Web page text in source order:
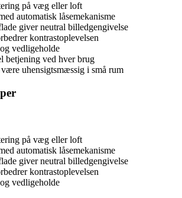
på væg eller loft
automatisk låsemekanisme
giver neutral billedgengivelse
kontrastoplevelsen
vedligeholde
betjening ved hver brug
uhensigtsmæssig i små rum
på væg eller loft
automatisk låsemekanisme
giver neutral billedgengivelse
kontrastoplevelsen
vedligeholde